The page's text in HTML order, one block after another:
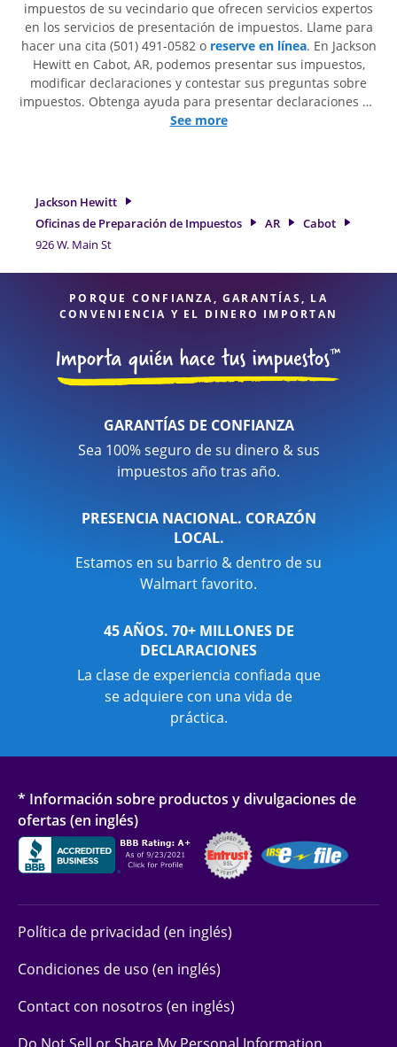
impuestos de su vecindario que ofrecen servicios expertos
en los servicios de presentación de impuestos. Llame para
hacer una cita (501) 491-0582 o reserve en línea. En Jackson
Hewitt en Cabot, AR, podemos presentar sus impuestos,
modificar declaraciones y contestar sus preguntas sobre
impuestos. Obtenga ayuda para presentar declaraciones de
impuestos simples o situaciones más complejas, como los
grande. Si necesita servicios de preparación de impuestos
en Cabot, AR, la ubicación de Jackson Hewitt en 926 W. Main
St es una opción excelente. Con nuestros expertos
profesionales de impuestos, atención al detalle y diversidad
See more
Jackson Hewitt
Oficinas de Preparación de Impuestos
AR
Cabot
926 W. Main St
PORQUE CONFIANZA, GARANTÍAS, LA
CONVENIENCIA Y EL DINERO IMPORTAN
GARANTÍAS DE CONFIANZA
Sea 100% seguro de su dinero & sus
impuestos año tras año.
PRESENCIA NACIONAL. CORAZÓN
LOCAL.
Estamos en su barrio & dentro de su
Walmart favorito.
45 AÑOS. 70+ MILLONES DE
DECLARACIONES
La clase de experiencia confiada que
se adquiere con una vida de
práctica.
* Información sobre productos y divulgaciones de
ofertas (en inglés)
Política de privacidad (en inglés)
Condiciones de uso (en inglés)
Contact con nosotros (en inglés)